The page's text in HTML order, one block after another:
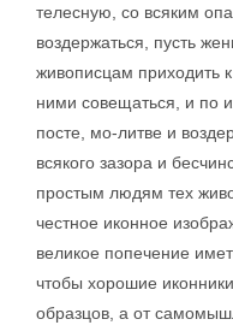
телесную, со всяким
воздержаться, пусть
живописцам приходить
ними совещаться, и по
посте, мо-литве и
всякого зазора и
простым людям тех
честное иконное
великое попечение
чтобы хорошие
образцов, а от